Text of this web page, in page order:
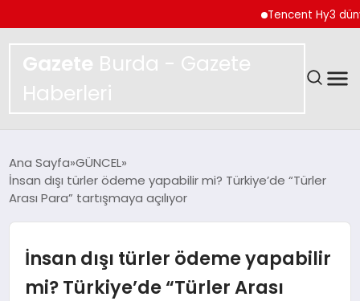
Tencent Hy3 dünya
Gazete Burda - Gazete
Haberleri
SPOR
Ana Sayfa GÜNCEL
İnsan dışı türler ödeme yapabilir mi? Türkiye’de “Türler
Arası Para” tartışmaya açılıyor
İnsan dışı türler ödeme yapabilir
mi? Türkiye’de “Türler Arası